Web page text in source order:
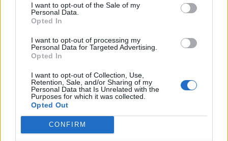
I want to opt-out of the Sale of my
Personal Data.
Opted In
I want to opt-out of processing my
Personal Data for Targeted Advertising.
Opted In
I want to opt-out of Collection, Use,
Retention, Sale, and/or Sharing of my
Personal Data that Is Unrelated with the
Purposes for which it was collected.
Opted Out
CONFIRM
Parlament. Au mai contribuit: PSD – 7, UDMR –
2, Minorități – 1
Ce avere are Marian Neacșu, noul secretar
general al Guvernului. Cum încasa peste 900
de lei salariu pe zi
„Gherila internetului” l-a împins pe un celebru
medic pediatru la o decizie dureroasă. Reacții